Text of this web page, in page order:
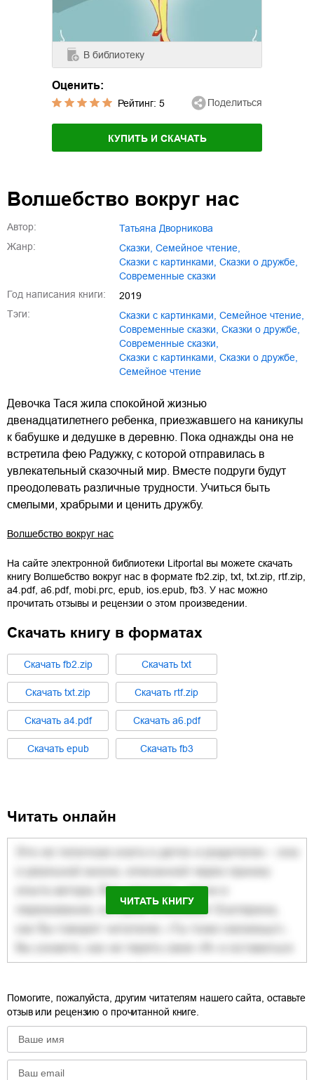
В библиотеку
Оценить:
Рейтинг: 5 Поделиться
КУПИТЬ И СКАЧАТЬ
Волшебство вокруг нас
Автор:
Татьяна Дворникова
Жанр:
сказки, семейное чтение,
сказки с картинками, сказки о дружбе,
современные сказки
Год написания книги:
2019
Тэги:
сказки с картинками, семейное чтение,
современные сказки, сказки о дружбе,
Современные сказки,
Сказки с картинками, Сказки о дружбе,
Семейное чтение
Девочка Тася жила спокойной жизнью
двенадцатилетнего ребенка, приезжавшего на каникулы
к бабушке и дедушке в деревню. Пока однажды она не
встретила фею Радужку, с которой отправилась в
увлекательный сказочный мир. Вместе подруги будут
преодолевать различные трудности. Учиться быть
смелыми, храбрыми и ценить дружбу.
Волшебство вокруг нас
На сайте электронной библиотеки Litportal вы можете скачать
книгу Волшебство вокруг нас в формате fb2.zip, txt, txt.zip, rtf.zip,
a4.pdf, a6.pdf, mobi.prc, epub, ios.epub, fb3. У нас можно
прочитать отзывы и рецензии о этом произведении.
Скачать книгу в форматах
Cкачать fb2.zip Cкачать txt
Cкачать txt.zip Cкачать rtf.zip
Cкачать a4.pdf Cкачать a6.pdf
Cкачать epub Cкачать fb3
Читать онлайн
ЧИТАТЬ КНИГУ
Помогите, пожалуйста, другим читателям нашего сайта, оставьте
отзыв или рецензию о прочитанной книге.